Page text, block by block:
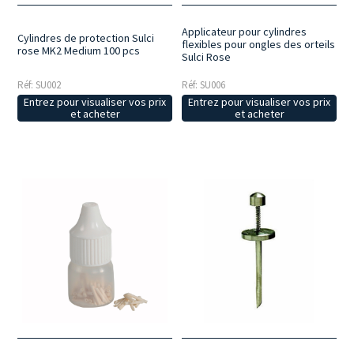
Cylindres de protection Sulci
rose MK2 Medium 100 pcs
Réf: SU002
Entrez pour visualiser vos prix
et acheter
Applicateur pour cylindres
flexibles pour ongles des orteils
Sulci Rose
Réf: SU006
Entrez pour visualiser vos prix
et acheter